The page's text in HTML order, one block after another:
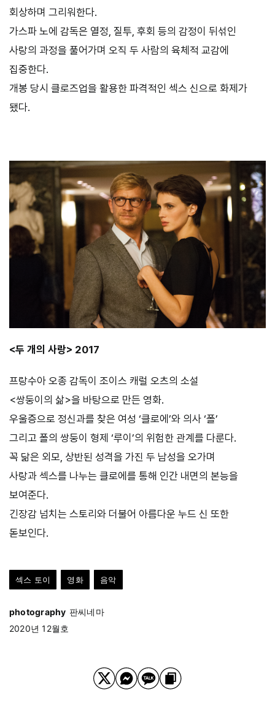
회상하며 그리워한다.
가스파 노에 감독은 열정, 질투, 후회 등의 감정이 뒤섞인
사랑의 과정을 풀어가며 오직 두 사람의 육체적 교감에
집중한다.
개봉 당시 클로즈업을 활용한 파격적인 섹스 신으로 화제가
됐다.
<두 개의 사랑> 2017
프랑수아 오종 감독이 조이스 캐럴 오츠의 소설
<쌍둥이의 삶>을 바탕으로 만든 영화.
우울증으로 정신과를 찾은 여성 ‘클로에’와 의사 ‘폴’
그리고 폴의 쌍둥이 형제 ‘루이’의 위험한 관계를 다룬다.
꼭 닮은 외모, 상반된 성격을 가진 두 남성을 오가며
사랑과 섹스를 나누는 클로에를 통해 인간 내면의 본능을
보여준다.
긴장감 넘치는 스토리와 더불어 아름다운 누드 신 또한
돋보인다.
섹스 토이 영화 음악
photography 판씨네마
2020년 12월호